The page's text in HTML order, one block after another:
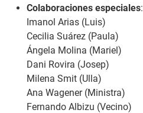
Colaboraciones especiales:
Imanol Arias (Luis)
Cecilia Suárez (Paula)
Ángela Molina (Mariel)
Dani Rovira (Josep)
Milena Smit (Ulla)
Ana Wagener (Ministra)
Fernando Albizu (Vecino)